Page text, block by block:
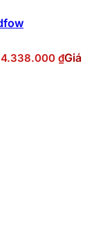
4.338.000 ₫Giá